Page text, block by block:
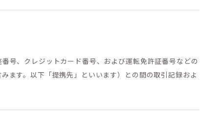
号、クレジットカード番号、および運転免許証番号などの
ます。以下「提携先」といいます）との間の取引記録およ